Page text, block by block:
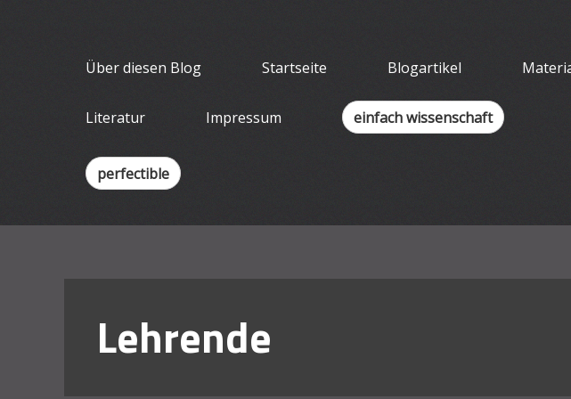
Über diesen Blog Startseite Blogartikel
Literatur Impressum einfach wissenschaft
perfectible
Lehrende